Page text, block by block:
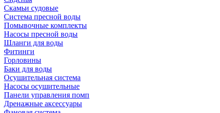
Скамьи судовые
Система пресной воды
Помывочные комплекты
Насосы пресной воды
Шланги для воды
Фитинги
Горловины
Баки для воды
Осушительная система
Насосы осушительные
Панели управления помп
Дренажные аксессуары